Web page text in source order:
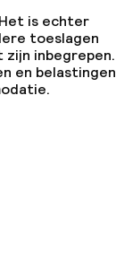
is echter
toeslagen
zijn inbegrepen.
en belastingen